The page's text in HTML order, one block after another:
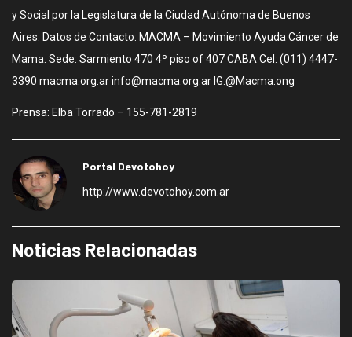
y Social por la Legislatura de la Ciudad Autónoma de Buenos
Aires. Datos de Contacto: MACMA – Movimiento Ayuda Cáncer de
Mama. Sede: Sarmiento 470 4º piso of 407 CABA Cel: (011) 4447-
3390 macma.org.ar info@macma.org.ar IG:@Macma.ong
Prensa: Elba Torrado – 155-781-2819
Portal Devotohoy
http://www.devotohoy.com.ar
Noticias Relacionadas